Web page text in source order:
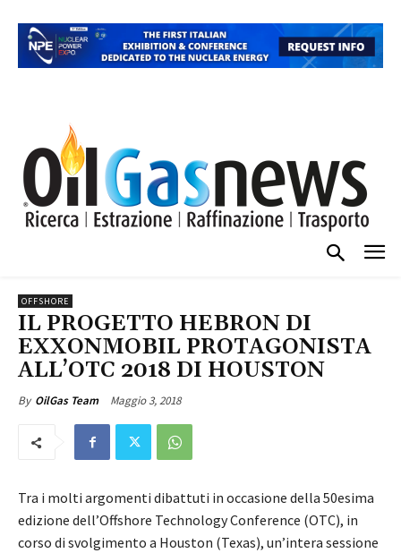
OFFSHORE
IL PROGETTO HEBRON DI
EXXONMOBIL PROTAGONISTA
ALL’OTC 2018 DI HOUSTON
By OilGas Team Maggio 3, 2018
Tra i molti argomenti dibattuti in occasione della 50esima
edizione dell’Offshore Technology Conference (OTC), in
corso di svolgimento a Houston (Texas), un’intera sessione